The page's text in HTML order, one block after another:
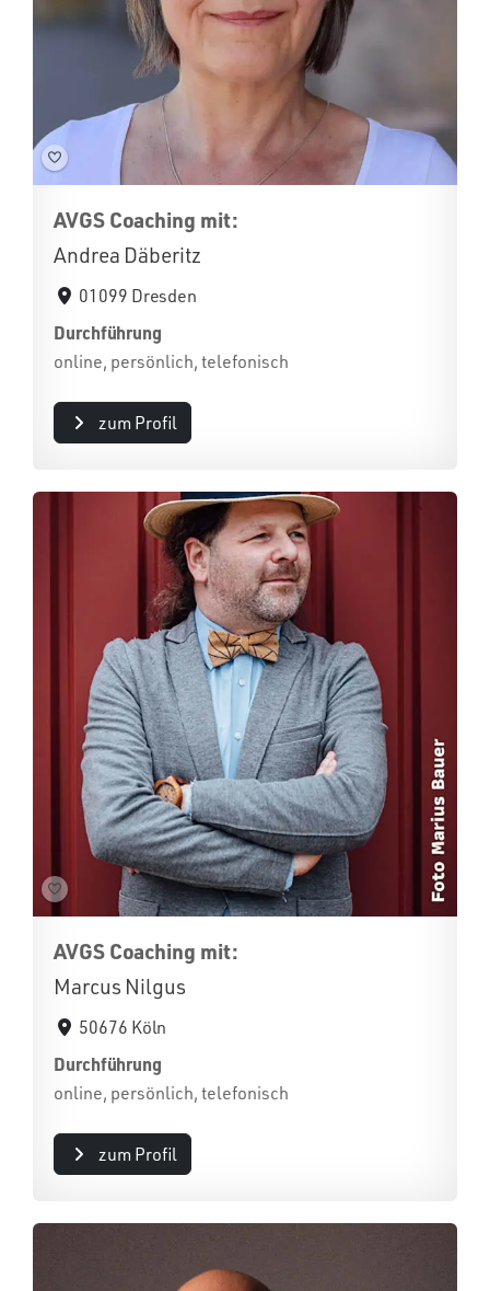
AVGS Coaching mit:
Andrea Däberitz
01099 Dresden
Durchführung
online, persönlich, telefonisch
zum Profil
AVGS Coaching mit:
Marcus Nilgus
50676 Köln
Durchführung
online, persönlich, telefonisch
zum Profil